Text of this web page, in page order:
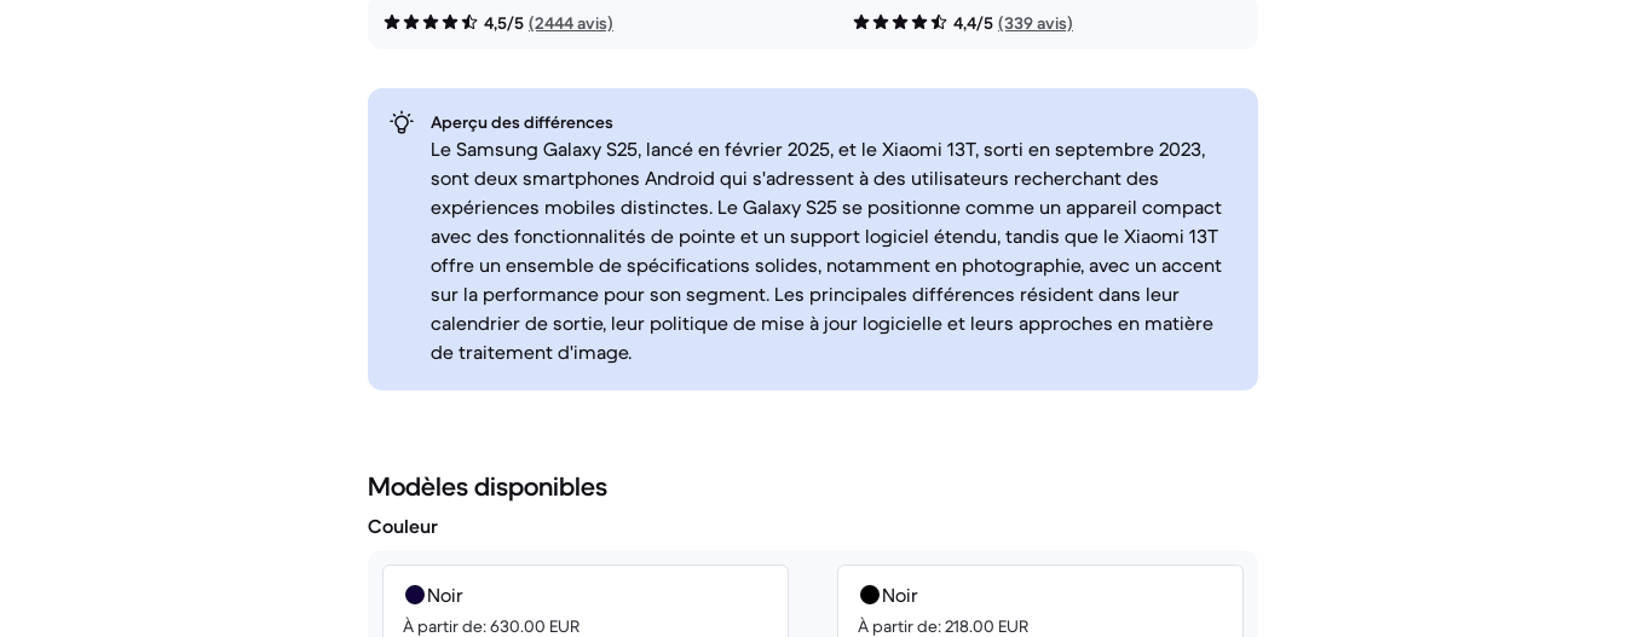
4,5/5 (2444 avis) 4,4/5 (339 avis)
Aperçu des différences
Le Samsung Galaxy S25, lancé en février 2025, et le Xiaomi 13T, sorti en septembre 2023,
sont deux smartphones Android qui s'adressent à des utilisateurs recherchant des
expériences mobiles distinctes. Le Galaxy S25 se positionne comme un appareil compact
avec des fonctionnalités de pointe et un support logiciel étendu, tandis que le Xiaomi 13T
offre un ensemble de spécifications solides, notamment en photographie, avec un accent
sur la performance pour son segment. Les principales différences résident dans leur
calendrier de sortie, leur politique de mise à jour logicielle et leurs approches en matière
de traitement d'image.
Modèles disponibles
Couleur
Noir
À partir de: 630.00 EUR
Noir
À partir de: 218.00 EUR